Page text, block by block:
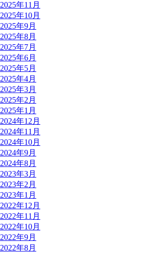
2025年11月
2025年10月
2025年9月
2025年8月
2025年7月
2025年6月
2025年5月
2025年4月
2025年3月
2025年2月
2025年1月
2024年12月
2024年11月
2024年10月
2024年9月
2024年8月
2023年3月
2023年2月
2023年1月
2022年12月
2022年11月
2022年10月
2022年9月
2022年8月